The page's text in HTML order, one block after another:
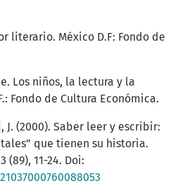
literario. México D.F: Fondo de
Los niños, la lectura y la
Fondo de Cultura Económica.
J. (2000). Saber leer y escribir:
que tienen su historia.
(89), 11-24. Doi: